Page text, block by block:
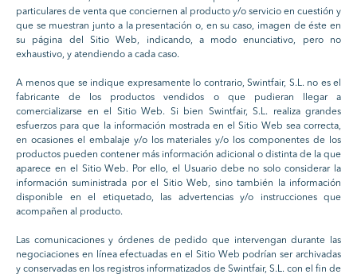
particulares de venta que conciernen al producto y/o servicio en cuestión y
que se muestran junto a la presentación o, en su caso, imagen de éste en
su página del Sitio Web, indicando, a modo enunciativo, pero no
exhaustivo, y atendiendo a cada caso.
A menos que se indique expresamente lo contrario, Swintfair, S.L. no es el
fabricante de los productos vendidos o que pudieran llegar a
comercializarse en el Sitio Web. Si bien Swintfair, S.L. realiza grandes
esfuerzos para que la información mostrada en el Sitio Web sea correcta,
en ocasiones el embalaje y/o los materiales y/o los componentes de los
productos pueden contener más información adicional o distinta de la que
aparece en el Sitio Web. Por ello, el Usuario debe no solo considerar la
información suministrada por el Sitio Web, sino también la información
disponible en el etiquetado, las advertencias y/o instrucciones que
acompañen al producto.
Las comunicaciones y órdenes de pedido que intervengan durante las
negociaciones en línea efectuadas en el Sitio Web podrían ser archivadas
y conservadas en los registros informatizados de Swintfair, S.L. con el fin de